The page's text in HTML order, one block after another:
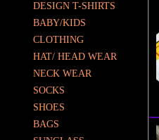
DESIGN T-SHIRTS
BABY/KIDS
CLOTHING
HAT/ HEAD WEAR
NECK WEAR
SOCKS
SHOES
BAGS